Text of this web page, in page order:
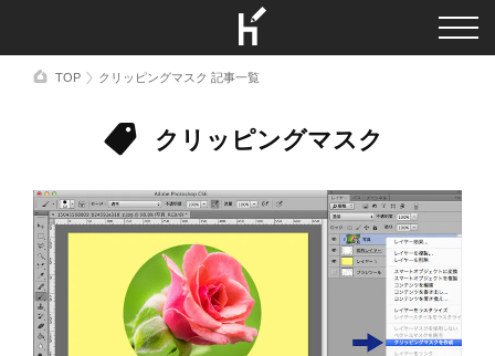
クリッピングマスク
TOP クリッピングマスク 記事一覧